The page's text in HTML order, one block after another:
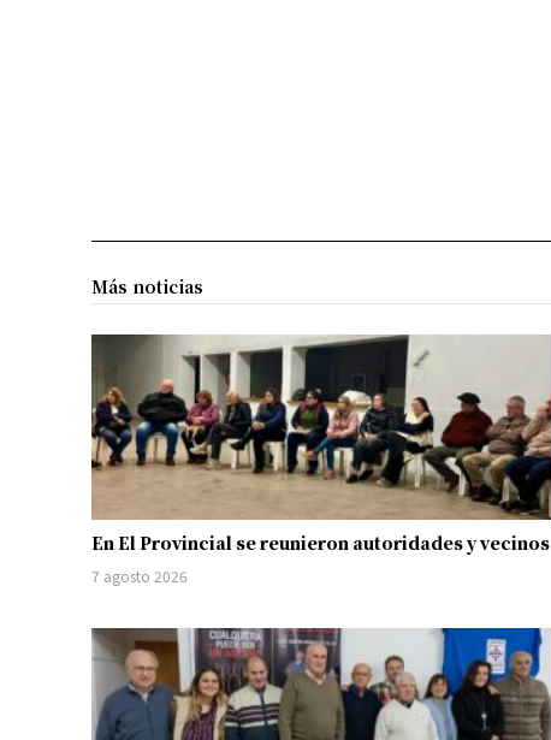
Más noticias
En El Provincial se reunieron autoridades y vecinos
7 agosto 2026